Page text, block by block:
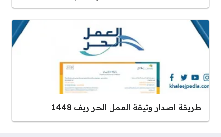
طريقة اصدار وثيقة العمل الحر ريف 1448